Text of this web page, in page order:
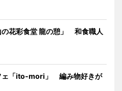
花彩食堂 龍の憩」 和食職人
ェ「ito-mori」 編み物好きが